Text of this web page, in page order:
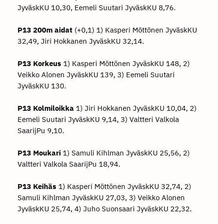
JyväskKU 10,30, Eemeli Suutari JyväskKU 8,76.
P13 200m aidat(+0,1) 1) Kasperi Möttönen JyväskKU
32,49, Jiri Hokkanen JyväskKU 32,14.
P13 Korkeus 1) Kasperi Möttönen JyväskKU 148, 2)
Veikko Alonen JyväskKU 139, 3) Eemeli Suutari
JyväskKU 130.
P13 Kolmiloikka 1) Jiri Hokkanen JyväskKU 10,04, 2)
Eemeli Suutari JyväskKU 9,14, 3) Valtteri Valkola
SaarijPu 9,10.
P13 Moukari1) Samuli Kihlman JyväskKU 25,56, 2)
Valtteri Valkola SaarijPu 18,94.
P13 Keihäs 1) Kasperi Möttönen JyväskKU 32,74, 2)
Samuli Kihlman JyväskKU 27,03, 3) Veikko Alonen
JyväskKU 25,74, 4) Juho Suonsaari JyväskKU 22,32.